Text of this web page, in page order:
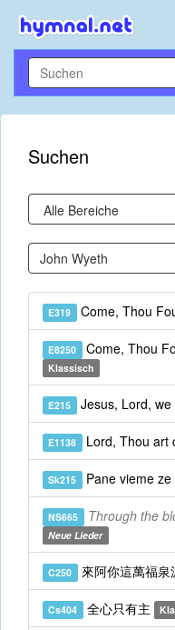
Suchen
E319 Come, Thou
E8250 Come, Thou
Klassisch
E215 Jesus, Lord, we
E1138 Lord, Thou art
Sk215 Pane vieme ze
NS665 Through the
Neue Lieder
C250 來阿你這萬福泉
Cs404 全心只有主